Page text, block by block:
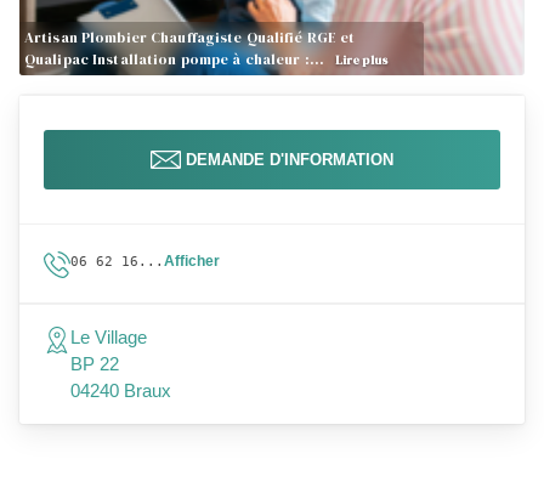
Artisan Plombier Chauffagiste Qualifié RGE et
Qualipac Installation pompe à chaleur :…
Lire plus
DEMANDE D'INFORMATION
06 62 16... Afficher
Le Village
BP 22
04240 Braux